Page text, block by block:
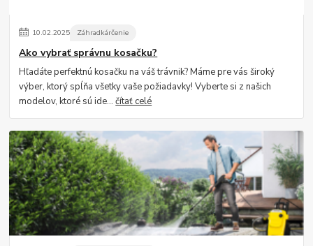
10.02.2025 Záhradkárčenie
Ako vybrať správnu kosačku?
Hľadáte perfektnú kosačku na váš trávnik? Máme pre vás široký
výber, ktorý spĺňa všetky vaše požiadavky! Vyberte si z našich
modelov, ktoré sú ide...čítať celé